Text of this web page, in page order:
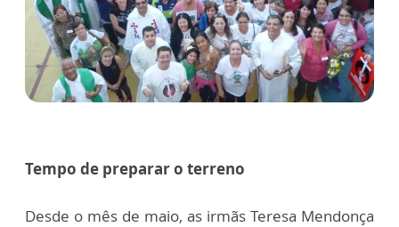
Tempo de preparar o terreno
Desde o mês de maio, as irmãs Teresa Mendonça